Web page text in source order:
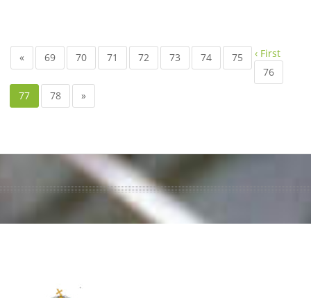
« ‹ First
69 70 71 72 73 74
75
76
77
78 »